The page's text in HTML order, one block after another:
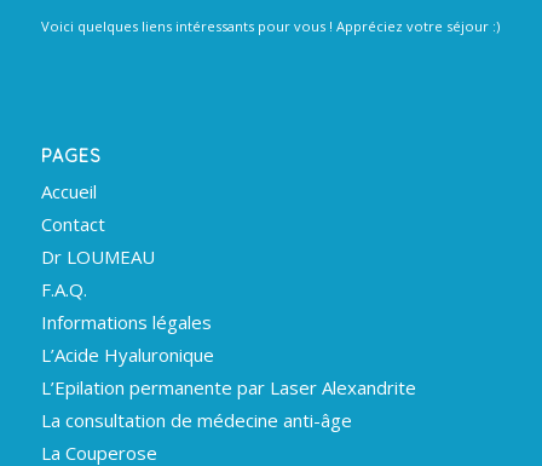
Voici quelques liens intéressants pour vous ! Appréciez votre séjour :)
PAGES
Accueil
Contact
Dr LOUMEAU
F.A.Q.
Informations légales
L’Acide Hyaluronique
L’Epilation permanente par Laser Alexandrite
La consultation de médecine anti-âge
La Couperose